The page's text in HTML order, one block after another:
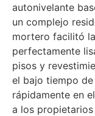
autonivelante
un complejo
mortero facilitó
perfectamente
pisos y
el bajo tiempo
rápidamente en
a los